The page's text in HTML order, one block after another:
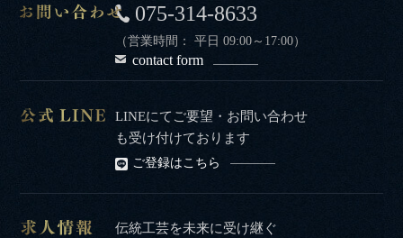
075-314-8633
（営業時間： 平日 09:00～17:00）
contact form
LINEにてご要望・お問い合わせ
も受け付けております
ご登録はこちら
伝統工芸を未来に受け継ぐ